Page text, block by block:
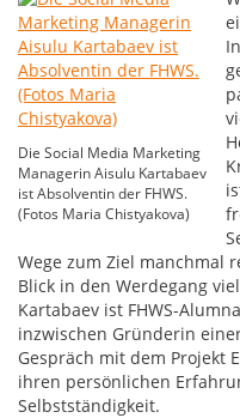
Die Social Media Marketing
Managerin Aisulu Kartabaev
ist Absolventin der FHWS.
(Fotos Maria Chistyakova)
Wege zum Ziel manchmal
Blick in den Werdegang
Kartabaev ist FHWS-
inzwischen Gründerin
Gespräch mit dem Projekt
ihren persönlichen
Selbstständigkeit.